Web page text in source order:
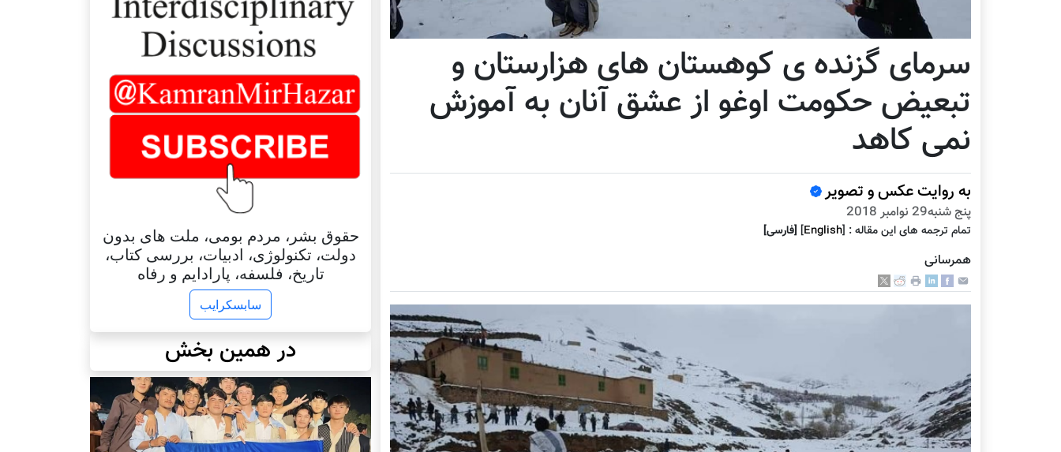
سرمای گزنده ی کوهستان های هزارستان و
تبعیض حکومت اوغو از عشق آنان به آموزش
نمی کاهد
به روایت عکس و تصویر
پنج شنبه29 نوامبر 2018
تمام ترجمه هاى اين مقاله : [English] [فارسى]
همرسانی
حقوق بشر، مردم بومی، ملت های بدون
دولت، تکنولوژی، ادبیات، بررسی کتاب،
تاریخ، فلسفه، پارادایم و رفاه
سابسکرایب
در همین بخش